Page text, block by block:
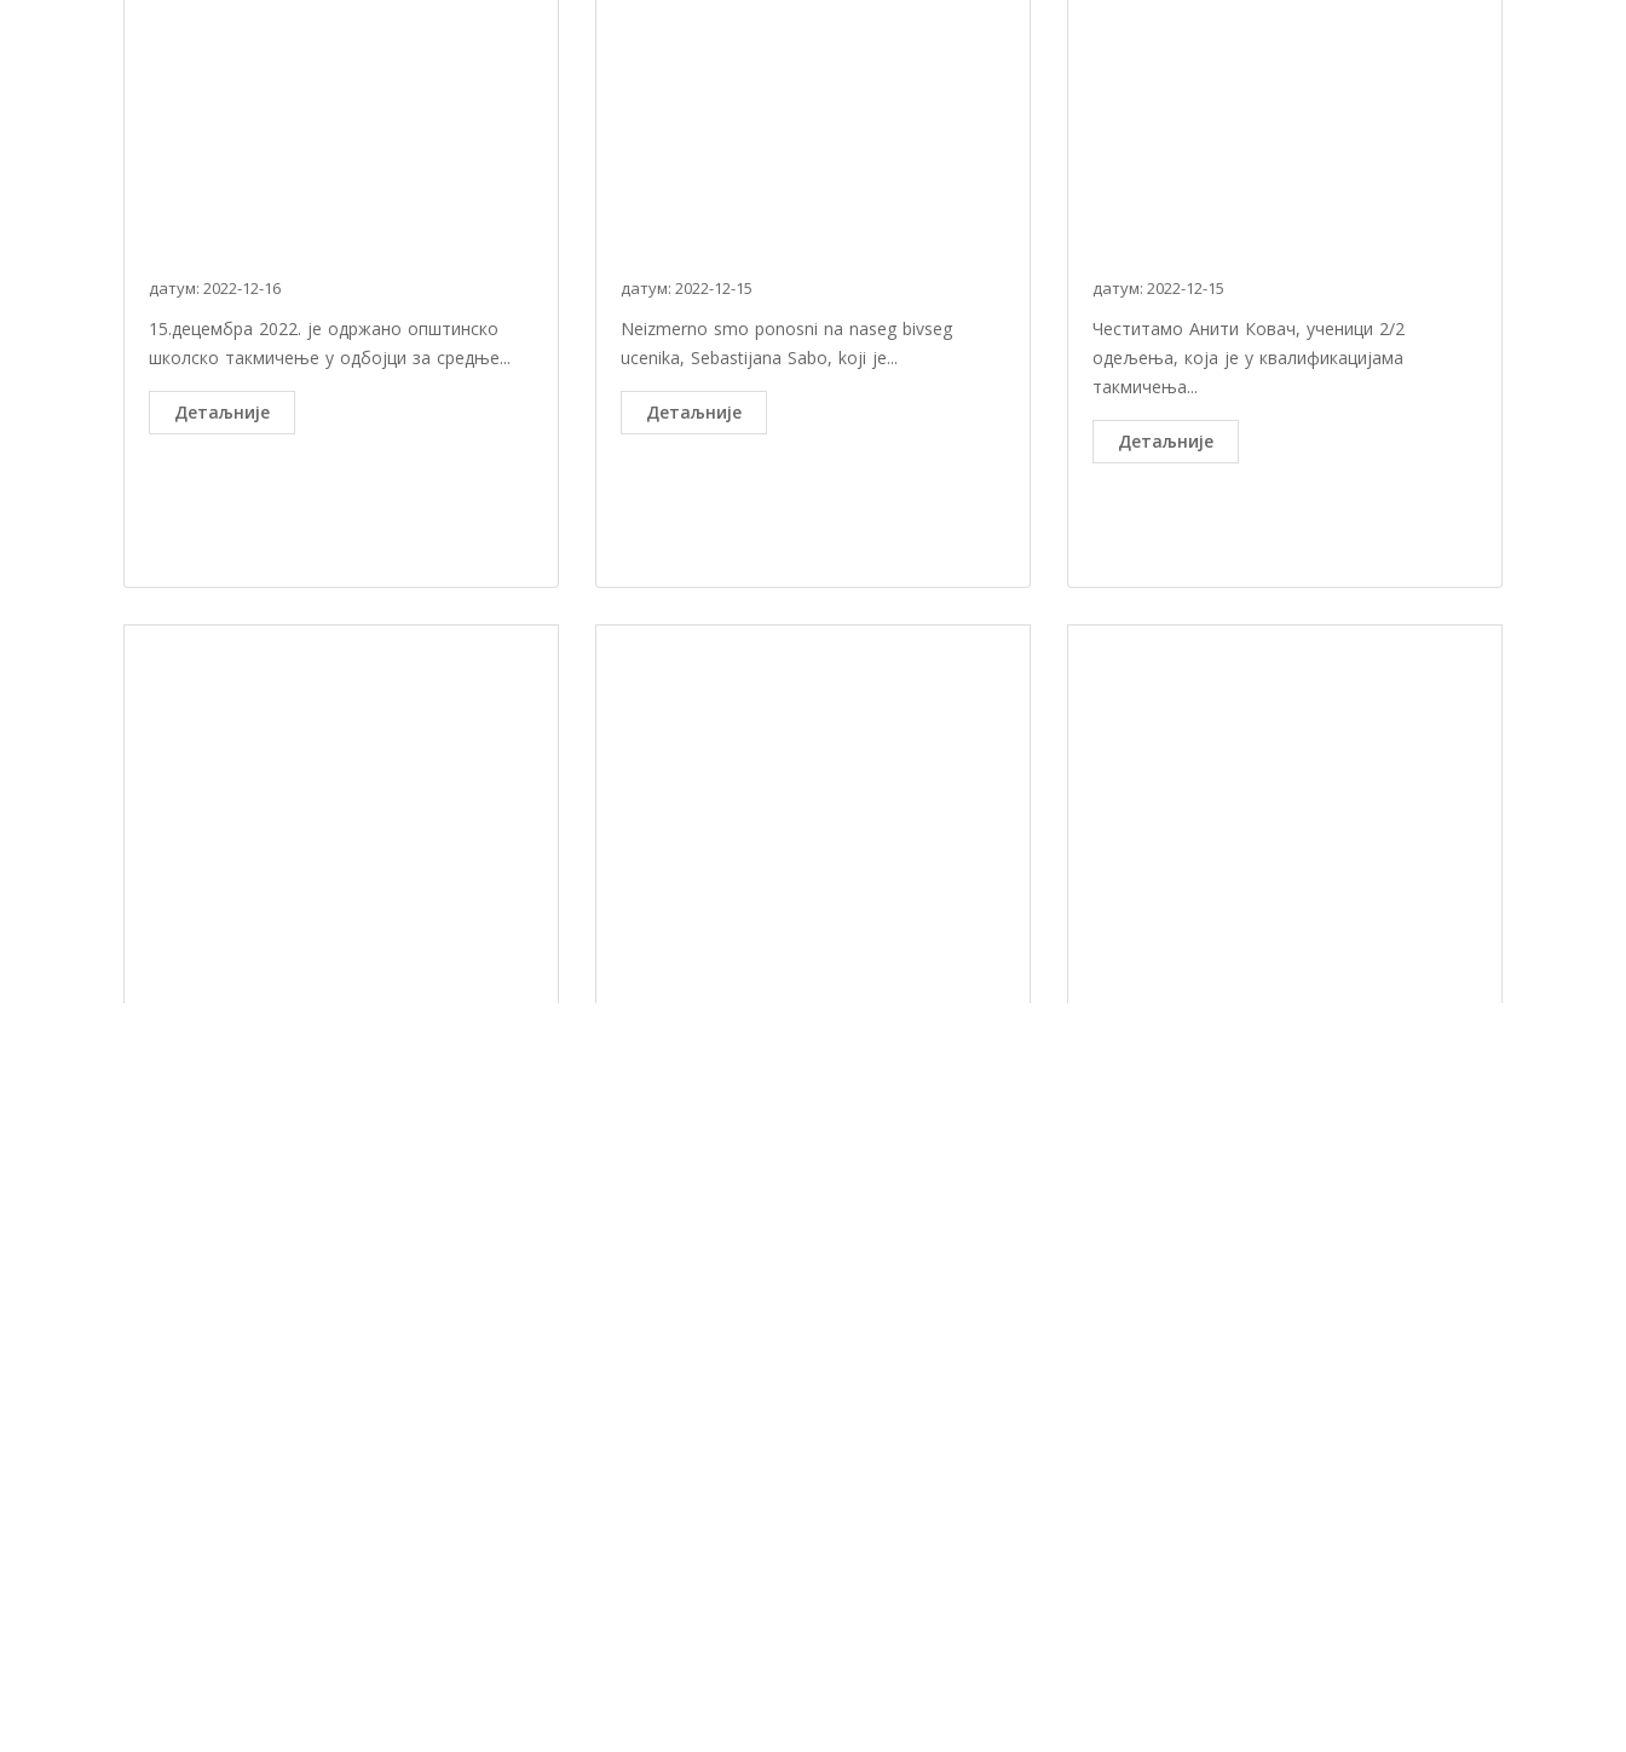
датум: 2022-12-16
15.децембра 2022. је одржано општинско
школско такмичење у одбојци за средње...
Детаљније
датум: 2022-12-15
Neizmerno smo ponosni na naseg bivseg
ucenika, Sebastijana Sabo, koji je...
Детаљније
датум: 2022-12-15
Честитамо Анити Ковач, ученици 2/2
одељења, која је у квалификацијама
такмичења...
Детаљније